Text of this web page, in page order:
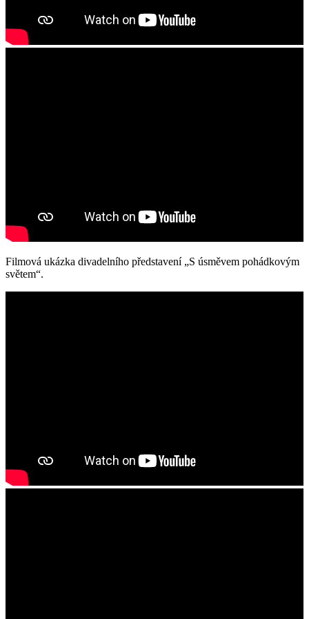
Filmová ukázka divadelního představení „S úsměvem pohádkovým
světem“.